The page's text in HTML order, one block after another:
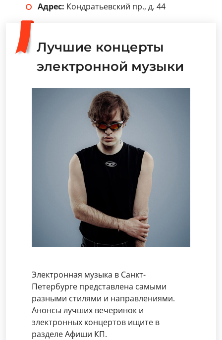
Адрес: Кондратьевский пр., д. 44
Лучшие концерты
электронной музыки
Электронная музыка в Санкт-
Петербурге представлена самыми
разными стилями и направлениями.
Анонсы лучших вечеринок и
электронных концертов ищите в
разделе Афиши КП.